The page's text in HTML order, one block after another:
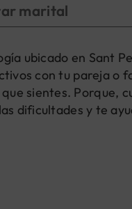
marital
ubicado en Sant
con tu pareja o
sientes. Porque,
dificultades y te